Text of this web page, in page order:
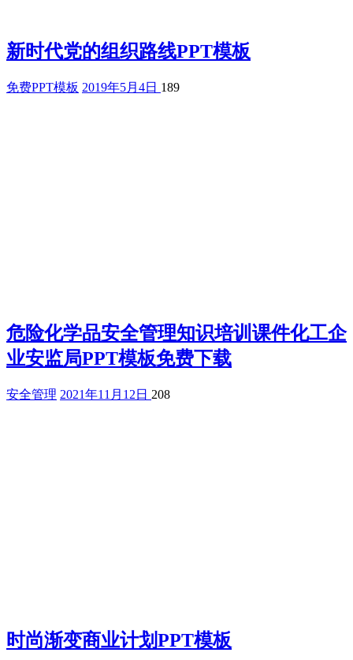
新时代党的组织路线PPT模板
免费PPT模板 2019年5月4日 189
危险化学品安全管理知识培训课件化工企
业安监局PPT模板免费下载
安全管理 2021年11月12日 208
时尚渐变商业计划PPT模板